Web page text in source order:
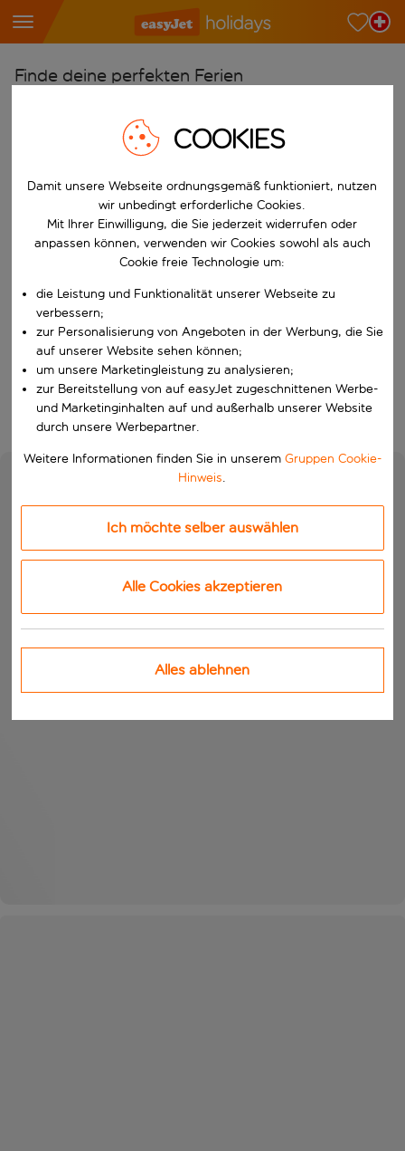
Finde deine perfekten Ferien
Wähle deine Flughäfen
Beginne mit der Eingabe für die automatische
Reiseziele finden
Nach
W&auml;hle ein Ab- und R&uuml;ckflugdatum aus.
Wähle deine Reisedaten
Wann
Wer
Suchen
COOKIES
Damit unsere Webseite ordnungsgemäß funktioniert, nutzen
wir unbedingt erforderliche Cookies.
Mit Ihrer Einwilligung, die Sie jederzeit widerrufen oder
anpassen können, verwenden wir Cookies sowohl als auch
Cookie freie Technologie um:
die Leistung und Funktionalität unserer Webseite zu
verbessern;
zur Personalisierung von Angeboten in der Werbung, die Sie
auf unserer Website sehen können;
um unsere Marketingleistung zu analysieren;
zur Bereitstellung von auf easyJet zugeschnittenen Werbe-
und Marketinginhalten auf und außerhalb unserer Website
durch unsere Werbepartner.
Weitere Informationen finden Sie in unserem Gruppen Cookie-
Hinweis.
Ich möchte selber auswählen
Alle Cookies akzeptieren
Alles ablehnen